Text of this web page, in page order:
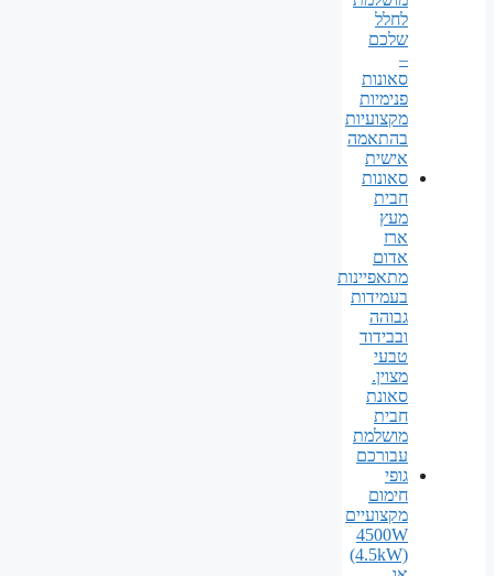
לחלל
שלכם
–
סאונות
פנימיות
מקצועיות
בהתאמה
אישית
סאונות
חבית
מעץ
ארז
אדום
מתאפיינות
בעמידות
גבוהה
ובבידוד
טבעי
מצוין.
סאונת
חבית
מושלמת
עבורכם
גופי
חימום
מקצועיים
4500W
(4.5kW)